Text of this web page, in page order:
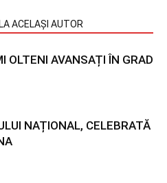
ACELAȘI AUTOR
OLTENI AVANSAȚI ÎN GRAD
NAȚIONAL, CELEBRATĂ